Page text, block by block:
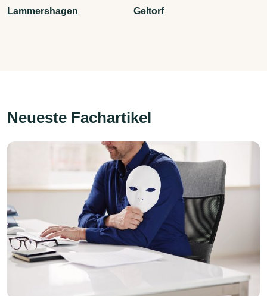
Lammershagen Geltorf
Neueste Fachartikel